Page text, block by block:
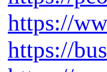
https://
https://